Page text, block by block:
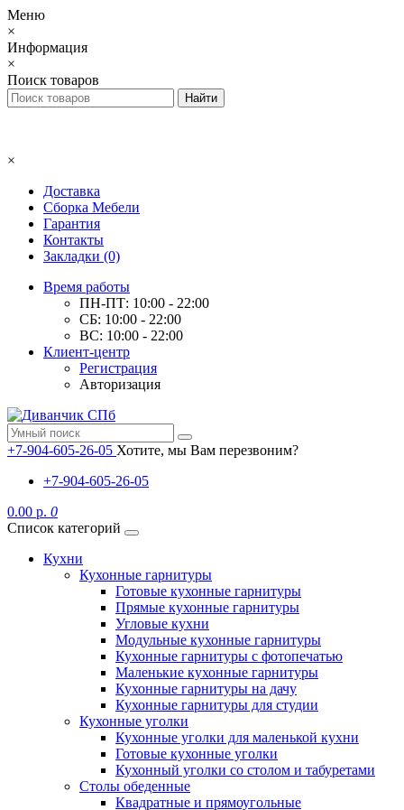
Меню
×
Информация
×
Поиск товаров
×
Доставка
Сборка Мебели
Гарантия
Контакты
Закладки (0)
Время работы
ПН-ПТ: 10:00 - 22:00
СБ: 10:00 - 22:00
ВС: 10:00 - 22:00
Клиент-центр
Регистрация
Авторизация
+7-904-605-26-05 Хотите, мы Вам перезвоним?
+7-904-605-26-05
0.00 р. 0
Список категорий
Кухни
Кухонные гарнитуры
Готовые кухонные гарнитуры
Прямые кухонные гарнитуры
Угловые кухни
Модульные кухонные гарнитуры
Кухонные гарнитуры с фотопечатью
Маленькие кухонные гарнитуры
Кухонные гарнитуры на дачу
Кухонные гарнитуры для студии
Кухонные уголки
Кухонные уголки для маленькой кухни
Готовые кухонные уголки
Кухонный уголки со столом и табуретами
Столы обеденные
Квадратные и прямоугольные